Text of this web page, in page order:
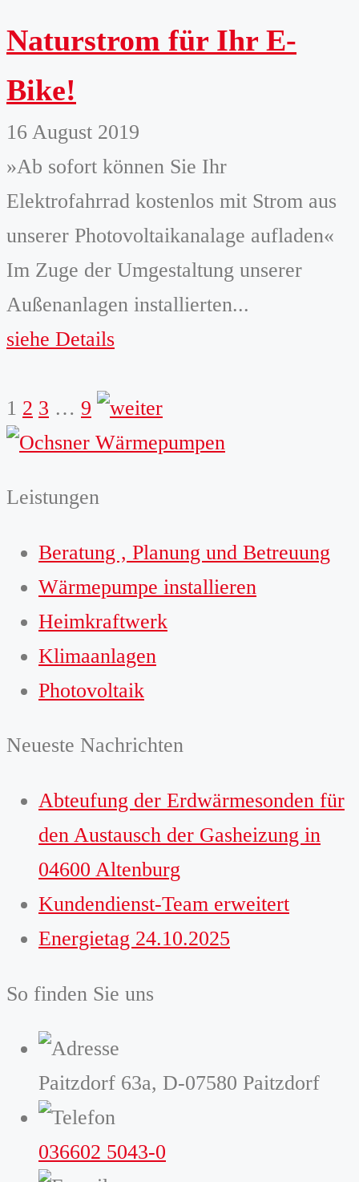
Naturstrom für Ihr E-
Bike!
16 August 2019
»Ab sofort können Sie Ihr
Elektrofahrrad kostenlos mit Strom aus
unserer Photovoltaikanalage aufladen«
Im Zuge der Umgestaltung unserer
Außenanlagen installierten...
siehe Details
1 2 3 … 9 weiter
Leistungen
Beratung , Planung und Betreuung
Wärmepumpe installieren
Heimkraftwerk
Klimaanlagen
Photovoltaik
Neueste Nachrichten
Abteufung der Erdwärmesonden für
den Austausch der Gasheizung in
04600 Altenburg
Kundendienst-Team erweitert
Energietag 24.10.2025
So finden Sie uns
Paitzdorf 63a, D-07580 Paitzdorf
036602 5043-0